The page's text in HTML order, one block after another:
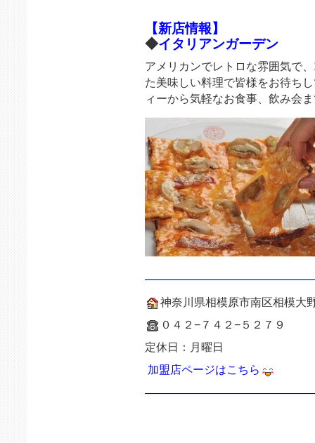
【新店情報】
◆イタリアンガーデン
アメリカンでレトロな雰囲気で
た美味しい料理で皆様をお待ち
ィーから気軽なお食事、飲み会
神奈川県相模原市南区相模大
０４２−７４２−５２７９
定休日：月曜日
加盟店ページはこちら